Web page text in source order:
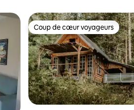
Coup de cœur voyageurs
Coup de cœur voyageurs